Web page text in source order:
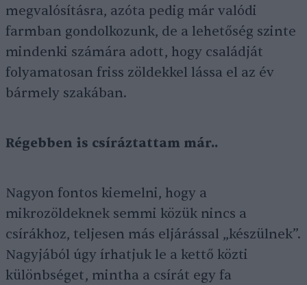
megvalósításra, azóta pedig már valódi
farmban gondolkozunk, de a lehetőség szinte
mindenki számára adott, hogy családját
folyamatosan friss zöldekkel lássa el az év
bármely szakában.
Régebben is csíráztattam már..
Nagyon fontos kiemelni, hogy a
mikrozöldeknek semmi közük nincs a
csírákhoz, teljesen más eljárással „készülnek”.
Nagyjából úgy írhatjuk le a kettő közti
különbséget, mintha a csírát egy fa